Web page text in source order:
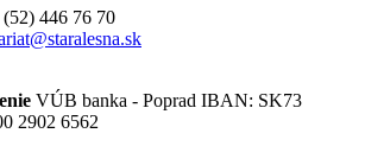
446 76 70
VÚB banka - Poprad IBAN: SK73
2902 6562